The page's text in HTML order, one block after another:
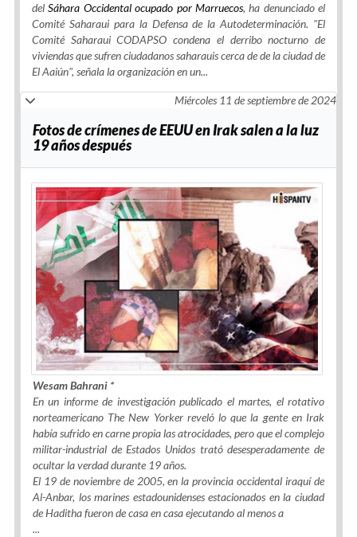
delSáhara Occidental ocupado por Marruecos, ha denunciado el
Comité Saharaui para la Defensa de la Autodeterminación. "El
Comité Saharaui CODAPSO condena el derribo nocturno de
viviendas que sufren ciudadanos saharauis cerca de de la ciudad de
El Aaiún", señala la organización en un...
Miércoles 11 de septiembre de 2024
Fotos de crímenes de EEUU en Irak salen a la luz
19 años después
Wesam Bahrani *
En un informe de investigación publicado el martes, el rotativo
norteamericano The New Yorkerreveló lo que la gente en Irak
había sufrido en carne propia las atrocidades, pero que el complejo
militar-industrial de Estados Unidos trató desesperadamente de
ocultar la verdad durante 19 años.
El 19 de noviembre de 2005, en la provincia occidental iraquí de
Al-Anbar, los marines estadounidenses estacionados en la ciudad
de Haditha fueron de casa en casa ejecutando al menos a
...